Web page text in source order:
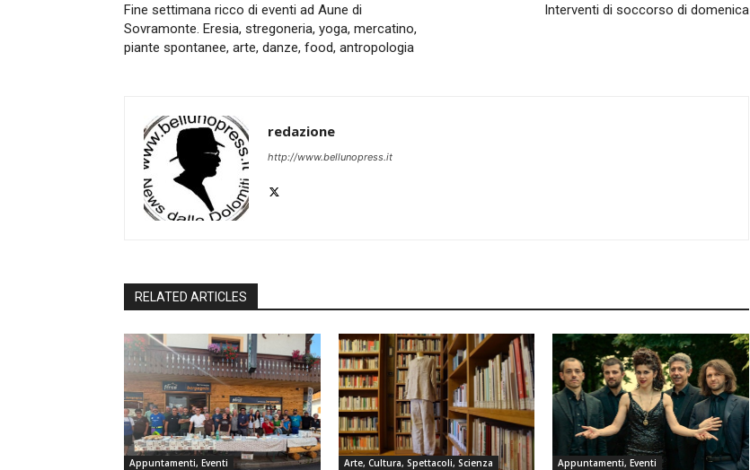
Fine settimana ricco di eventi ad Aune di
Sovramonte. Eresia, stregoneria, yoga, mercatino,
piante spontanee, arte, danze, food, antropologia
Interventi di soccorso di domenica
redazione
http://www.bellunopress.it
RELATED ARTICLES
Appuntamenti, Eventi Arte, Cultura, Spettacoli, Scienza Appuntamenti, Eventi